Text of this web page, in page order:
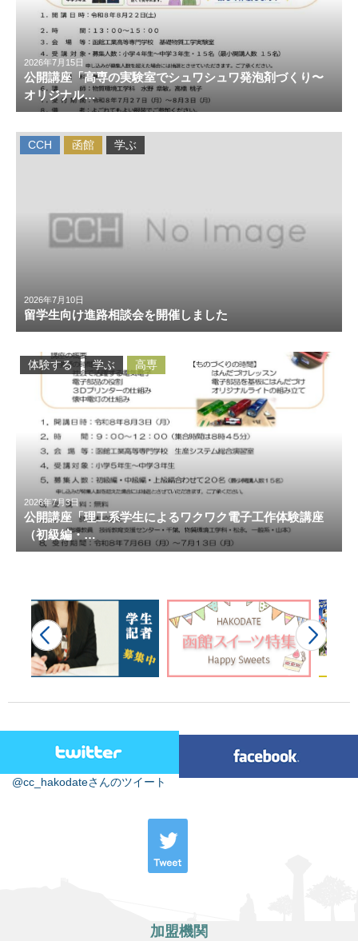
2026年7月15日
公開講座「高専の実験室でシュワシュワ発泡剤づくり〜
オリジナル…
2026年7月10日
留学生向け進路相談会を開催しました
CCH 函館 学ぶ
2026年7月3日
公開講座「理工系学生によるワクワク電子工作体験講座
（初級編・…
体験する 学ぶ 高専
@cc_hakodateさんのツイート
加盟機関